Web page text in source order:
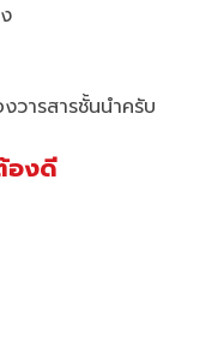
วารสารชั้นนำครับ
องดี